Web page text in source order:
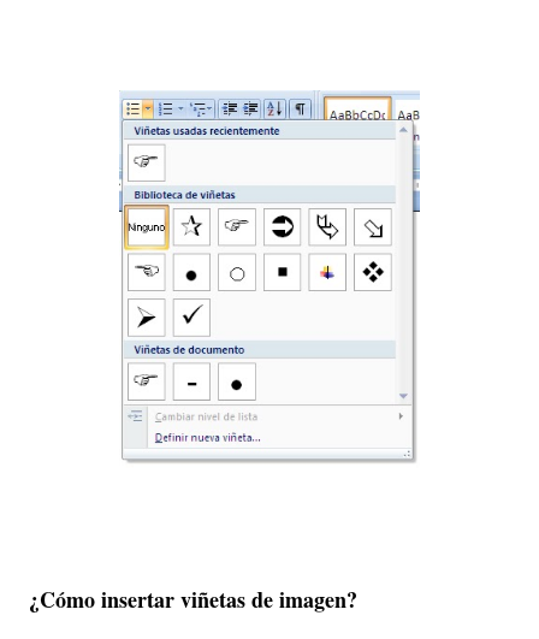
¿Cómo insertar viñetas de imagen?